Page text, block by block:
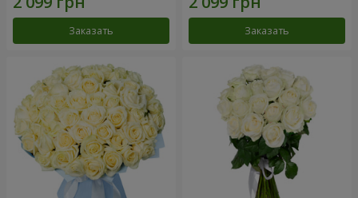
Заказать Заказать